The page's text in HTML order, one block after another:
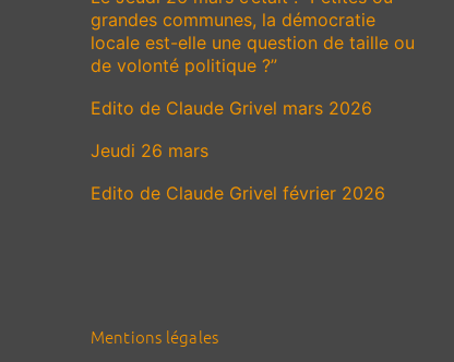
grandes communes, la démocratie
locale est-elle une question de taille ou
de volonté politique ?”
Edito de Claude Grivel mars 2026
Jeudi 26 mars
Edito de Claude Grivel février 2026
Mentions légales